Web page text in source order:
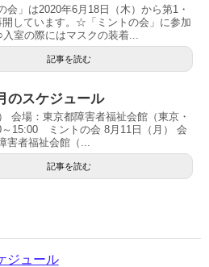
会」は2020年6月18日（木）から第1・
開しています。☆「ミントの会」に参加
室の際にはマスクの装着...
記事を読む
のスケジュール
会場：東京都障害者福祉会館（東京・
～15:00 ミントの会 8月11日（月） 会
害者福祉会館（...
記事を読む
ジュール